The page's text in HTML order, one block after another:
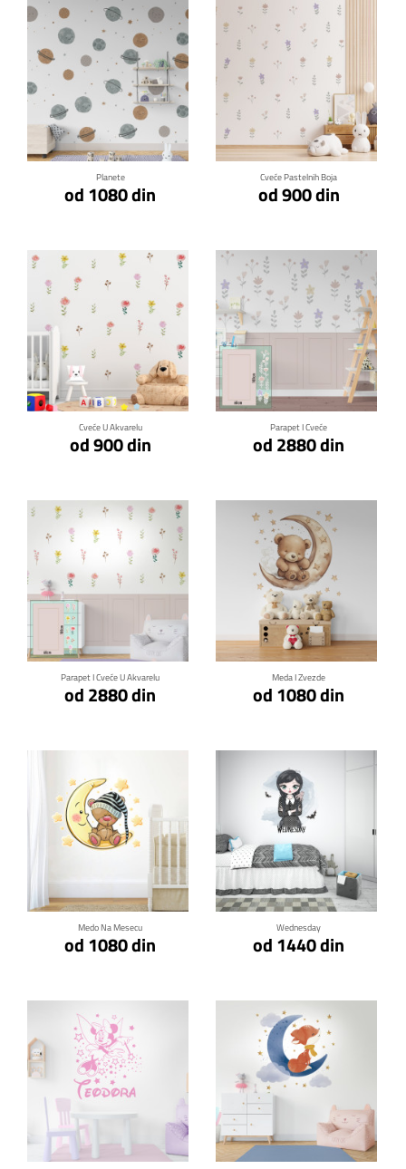
Planete
od 1080 din
Klikni za detalje
Cveće Pastelnih Boja
od 900 din
Klikni za detalje
Cveće U Akvarelu
od 900 din
Klikni za detalje
Parapet I Cveće
od 2880 din
Klikni za detalje
Parapet I Cveće U Akvarelu
od 2880 din
Klikni za detalje
Meda I Zvezde
od 1080 din
Klikni za detalje
Medo Na Mesecu
od 1080 din
Wednesday
od 1440 din
Klikni za detalje
Klikni za detalje Klikni za detalje